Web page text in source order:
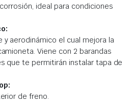
ideal para condiciones
y aerodinámico el cual mejora la
Viene con 2 barandas
que te permitirán instalar tapa de
de freno.